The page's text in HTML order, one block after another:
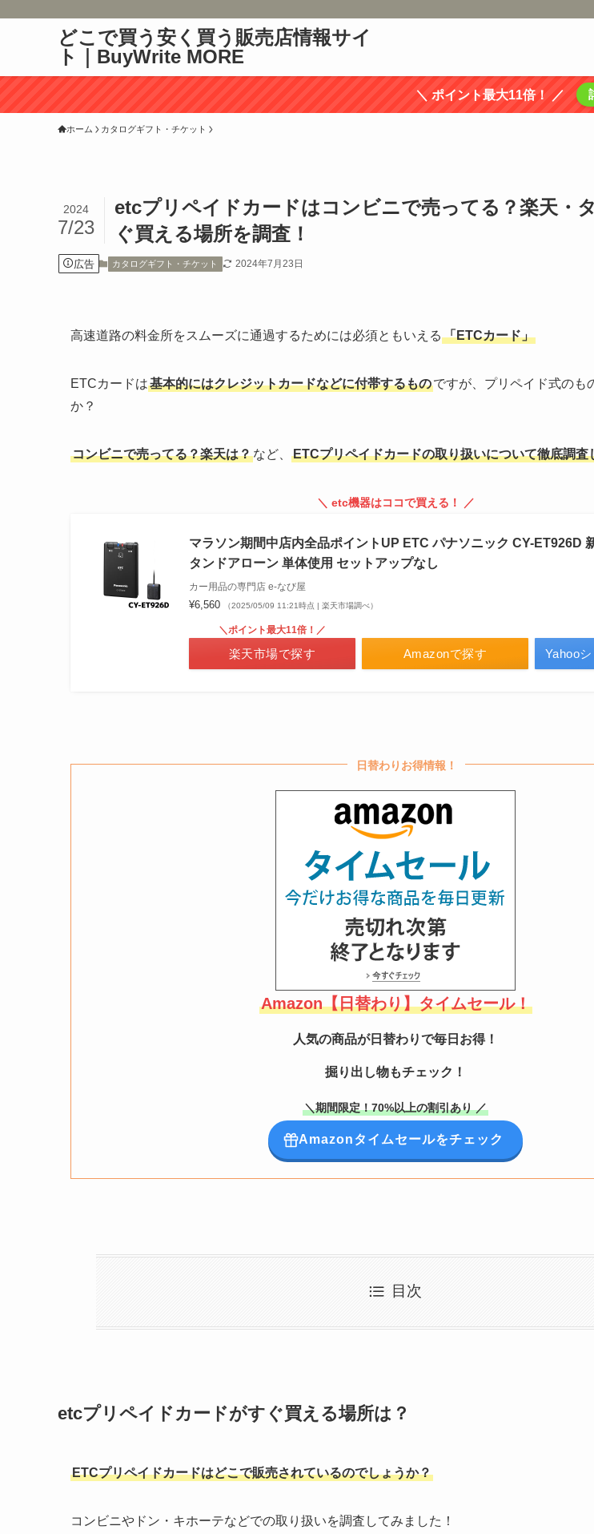
どこで買う安く買う販売店情報サイ
ト｜BuyWrite MORE
＼ ポイント最大11倍！ ／
ホーム カタログギフト・チケット
etcプリペイドカードはコンビニで売ってる？楽天・
ぐ買える場所を調査！
2024
7/23
広告 カタログギフト・チケット 2024年7月23日
高速道路の料金所をスムーズに通過するためには必須ともいえる 「ETCカード」
ETCカードは基本的にはクレジットカードなどに付帯するものですが、プリペイド式のも
か？
コンビニで売ってる？楽天は？など、 ETCプリペイドカードの取り扱いについて徹底調査
＼ etc機器はココで買える！ ／
マラソン期間中店内全品ポイントUP ETC パナソニック CY-ET926D
タンドアローン 単体使用 セットアップなし
カー用品の専門店 e-なび屋
¥6,560 （2025/05/09 11:21時点 | 楽天市場調べ）
Amazonで探す
＼ポイント最大11倍！／
楽天市場で探す Yahoo
日替わりお得情報！
Amazon【日替わり】タイムセール！
人気の商品が日替わりで毎日お得！
掘り出し物もチェック！
＼期間限定！70%以上の割引あり ／
Amazonタイムセールをチェック
目次
etcプリペイドカードがすぐ買える場所は？
ETCプリペイドカードはどこで販売されているのでしょうか？
コンビニやドン・キホーテなどでの取り扱いを調査してみました！